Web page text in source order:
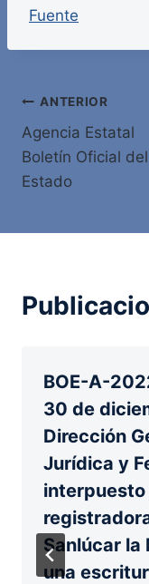
Fuente
Navegación
de
entradas
ANTERIOR
Agencia Estatal
Boletín Oficial del
Estado
BOE-A-
30 de
Dirección
Jurídica y
Sanlúcar la
una